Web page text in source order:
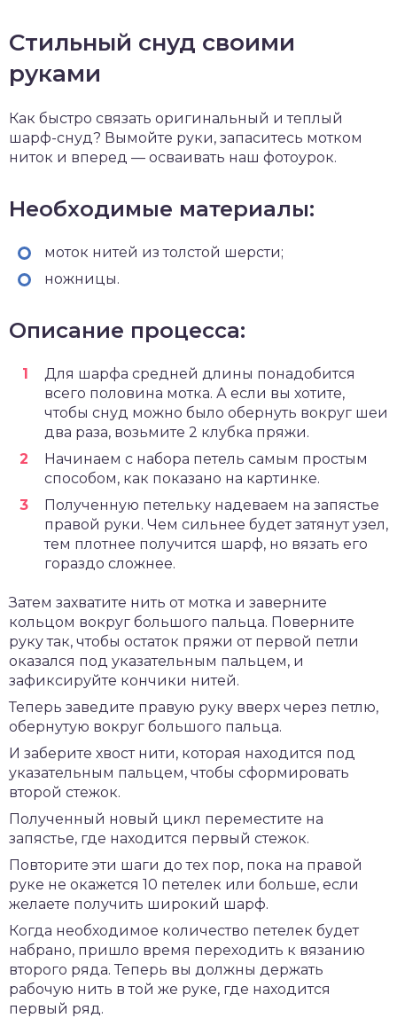
Стильный снуд своими
руками
Как быстро связать оригинальный и теплый
шарф-снуд? Вымойте руки, запаситесь мотком
ниток и вперед — осваивать наш фотоурок.
Необходимые материалы:
моток нитей из толстой шерсти;
ножницы.
Описание процесса:
Для шарфа средней длины понадобится
всего половина мотка. А если вы хотите,
чтобы снуд можно было обернуть вокруг шеи
два раза, возьмите 2 клубка пряжи.
Начинаем с набора петель самым простым
способом, как показано на картинке.
Полученную петельку надеваем на запястье
правой руки. Чем сильнее будет затянут узел,
тем плотнее получится шарф, но вязать его
гораздо сложнее.
Затем захватите нить от мотка и заверните
кольцом вокруг большого пальца. Поверните
руку так, чтобы остаток пряжи от первой петли
оказался под указательным пальцем, и
зафиксируйте кончики нитей.
Теперь заведите правую руку вверх через петлю,
обернутую вокруг большого пальца.
И заберите хвост нити, которая находится под
указательным пальцем, чтобы сформировать
второй стежок.
Полученный новый цикл переместите на
запястье, где находится первый стежок.
Повторите эти шаги до тех пор, пока на правой
руке не окажется 10 петелек или больше, если
желаете получить широкий шарф.
Когда необходимое количество петелек будет
набрано, пришло время переходить к вязанию
второго ряда. Теперь вы должны держать
рабочую нить в той же руке, где находится
первый ряд.